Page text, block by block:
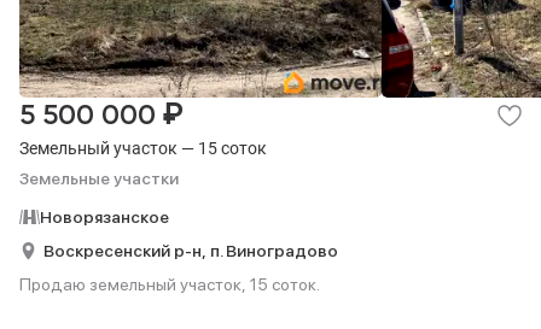
Земельный участок — 15 соток
Земельные участки
5 500 000 ₽
Новорязанское
Воскресенский р-н, п. Виноградово
Продаю земельный участок, 15 соток.